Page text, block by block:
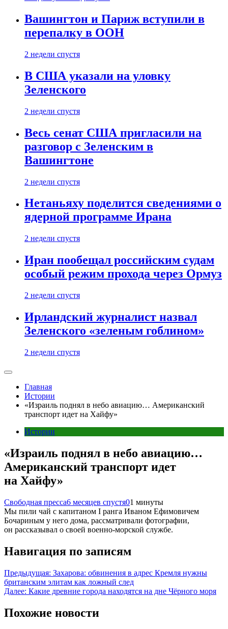
Вашингтон и Париж вступили в
перепалку в ООН
2 недели спустя
В США указали на уловку
Зеленского
2 недели спустя
Весь сенат США пригласили на
разговор с Зеленским в
Вашингтоне
2 недели спустя
Нетаньяху поделится сведениями о
ядерной программе Ирана
2 недели спустя
Иран пообещал российским судам
особый режим прохода через Ормуз
2 недели спустя
Ирландский журналист назвал
Зеленского «зеленым гоблином»
2 недели спустя
Главная
Истории
«Израиль поднял в небо авиацию… Американский
транспорт идет на Хайфу»
Истории
«Израиль поднял в небо авиацию…
Американский транспорт идет
на Хайфу»
Свободная пресса6 месяцев спустя01 минуты
Мы пили чай с капитаном I ранга Иваном Ефимовичем
Бочариным у него дома, рассматривали фотографии,
он рассказывал о своей военно-морской службе.
Навигация по записям
Предыдущая: Захарова: обвинения в адрес Кремля нужны
британским элитам как ложный след
Далее: Какие древние города находятся на дне Чёрного моря
Похожие новости